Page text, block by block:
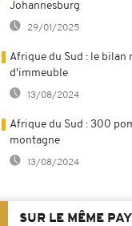
Johannesburg
29/01/2025
Afrique du Sud : le bilan
d'immeuble
13/08/2024
Afrique du Sud : 300
montagne
13/08/2024
SUR LE MÊME